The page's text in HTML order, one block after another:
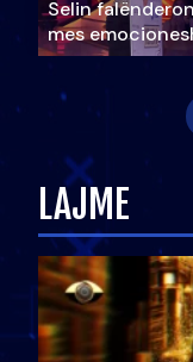
Selin
mes
LAJME